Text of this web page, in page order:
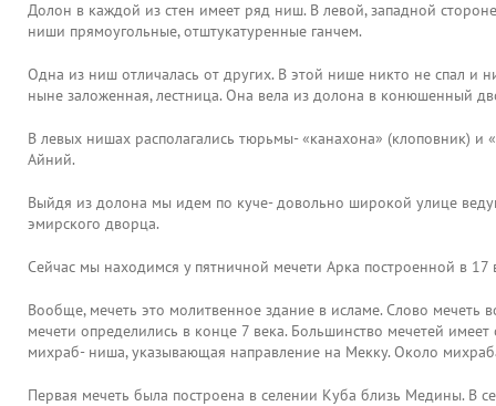
Долон в каждой из стен имеет ряд ниш. В левой, западной
ниши прямоугольные, отштукатуренные ганчем.
Одна из ниш отличалась от других. В этой нише никто не спал и
ныне заложенная, лестница. Она вела из долона в конюшенный
В левых нишах располагались тюрьмы- «канахона» (клоповник)
Айний.
Выйдя из долона мы идем по куче- довольно широкой улице
эмирского дворца.
Сейчас мы находимся у пятничной мечети Арка построенной в 17
Вообще, мечеть это молитвенное здание в исламе. Слово мечеть
мечети определились в конце 7 века. Большинство мечетей
михраб- ниша, указывающая направление на Мекку. Около
Первая мечеть была построена в селении Куба близь Медины. В